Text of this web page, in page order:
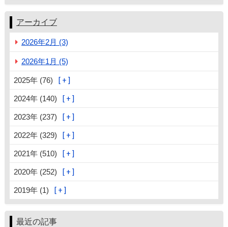
アーカイブ
2026年2月 (3)
2026年1月 (5)
2025年 (76)
2024年 (140)
2023年 (237)
2022年 (329)
2021年 (510)
2020年 (252)
2019年 (1)
最近の記事